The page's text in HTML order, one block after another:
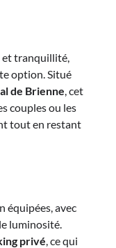
tranquillité,
option. Situé
de Brienne , cet
couples ou les
tout en restant
équipées, avec
luminosité.
privé, ce qui